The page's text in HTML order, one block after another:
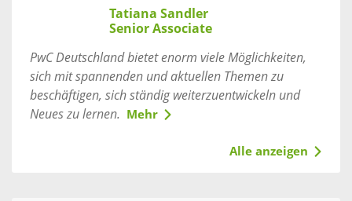
Tatiana Sandler
Senior Associate
PwC Deutschland bietet enorm viele Möglichkeiten,
sich mit spannenden und aktuellen Themen zu
beschäftigen, sich ständig weiterzuentwickeln und
Neues zu lernen. Mehr
Alle anzeigen